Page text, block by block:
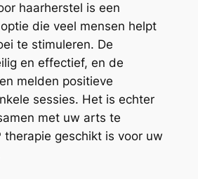
haarherstel is een
die veel mensen helpt
te stimuleren. De
en effectief, en de
melden positieve
sessies. Het is echter
met uw arts te
therapie geschikt is voor uw